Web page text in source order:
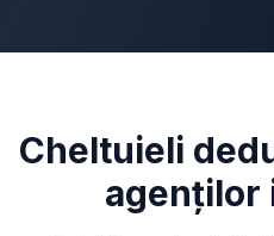
Cheltuieli
agenților